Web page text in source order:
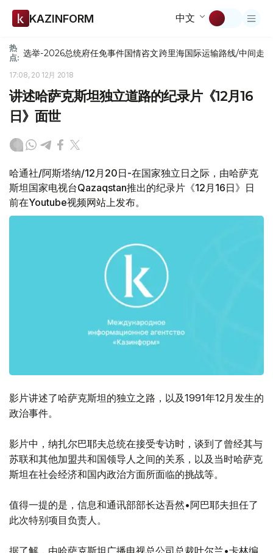
KAZINFORM 中文
热
点: 选举-2026总统府任免事件国情咨文跨里海国际运输路线/中间走廊
17:08, 20 12月 2018
讲述哈萨克斯坦独立道路的纪录片《12月16
日》面世
哈通社/阿斯塔纳/12月20日-在国家独立日之际，由哈萨克
斯坦国家电视台Qazaqstan推出的纪录片《12月16日》日
前在Youtube视频网站上发布。
影片讲述了哈萨克斯坦的独立之路，以及1991年12月发生的
政治事件。
影片中，纳扎尔巴耶夫总统在接受专访时，谈到了曾经其与
苏联和其他加盟共和国领导人之间的关系，以及当时哈萨克
斯坦在社会经济和国内政治方面所面临的挑战等。
值得一提的是，信息和通讯部部长达吾然•阿巴耶夫担任了
此次特别项目负责人。